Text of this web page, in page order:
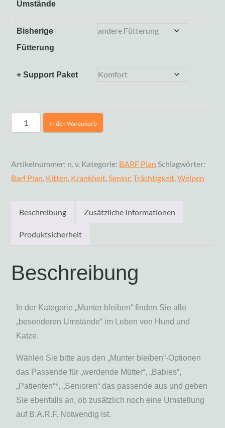
Umstände
Bisherige
Fütterung
+ Support Paket
In den Warenkorb
Artikelnummer: n. v. Kategorie: BARF Plan Schlagwörter:
Barf Plan, Kitten, Krankheit,Senior,Trächtigkeit,Welpen
Beschreibung Zusätzliche Informationen
Produktsicherheit
Beschreibung
In der Kategorie „Munter bleiben“ finden Sie alle
„besonderen Umstände“ im Leben von Hund und
Katze.
Wählen Sie bitte aus den „Munter bleiben“-Optionen
das Passende für „werdende Mütter“, „Babies“,
„Patienten“*, „Senioren“ das passende aus und geben
Sie ebenfalls an, ob zusätzlich noch eine Umstellung
auf B.A.R.F. Notwendig ist.